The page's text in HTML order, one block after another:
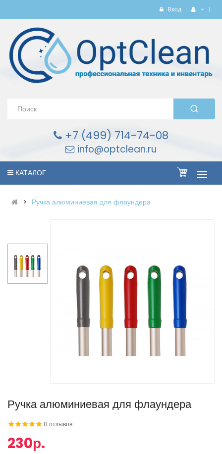
Вход
+7 (499) 714-74-08
info@optclean.ru
КАТАЛОГ
Ручка алюминиевая для флаундера
Ручка алюминиевая для флаундера
0 отзывов
230р.